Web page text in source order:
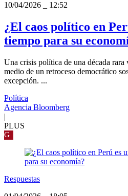
10/04/2026
12:52
¿El caos político en
tiempo para su
Una crisis política de una década
medio de un retroceso democrático
excepción. ...
Política
Agencia Bloomberg
|
PLUS
G
Respuestas